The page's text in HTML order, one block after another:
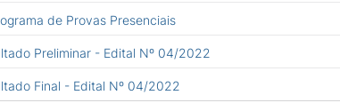
de Provas Presenciais
Preliminar - Edital Nº 04/2022
Final - Edital Nº 04/2022